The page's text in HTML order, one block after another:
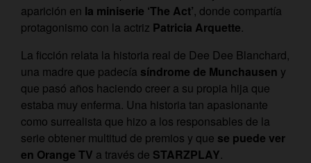
aparición en la miniserie ‘The Act’, donde compartía
protagonismo con la actriz Patricia Arquette.
La ficción relata la historia real de Dee Dee Blanchard,
una madre que padecía síndrome de Munchausen y
que pasó años haciendo creer a su propia hija que
estaba muy enferma. Una historia tan apasionante
como surrealista que hizo a los responsables de la
serie obtener multitud de premios y que se puede ver
en Orange TV a través de STARZPLAY.